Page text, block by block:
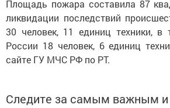
Площадь пожара составила 87
ликвидации последствий
30 человек, 11 единиц техники,
России 18 человек, 6 единиц
сайте ГУ МЧС РФ по РТ.
Следите за самым важным